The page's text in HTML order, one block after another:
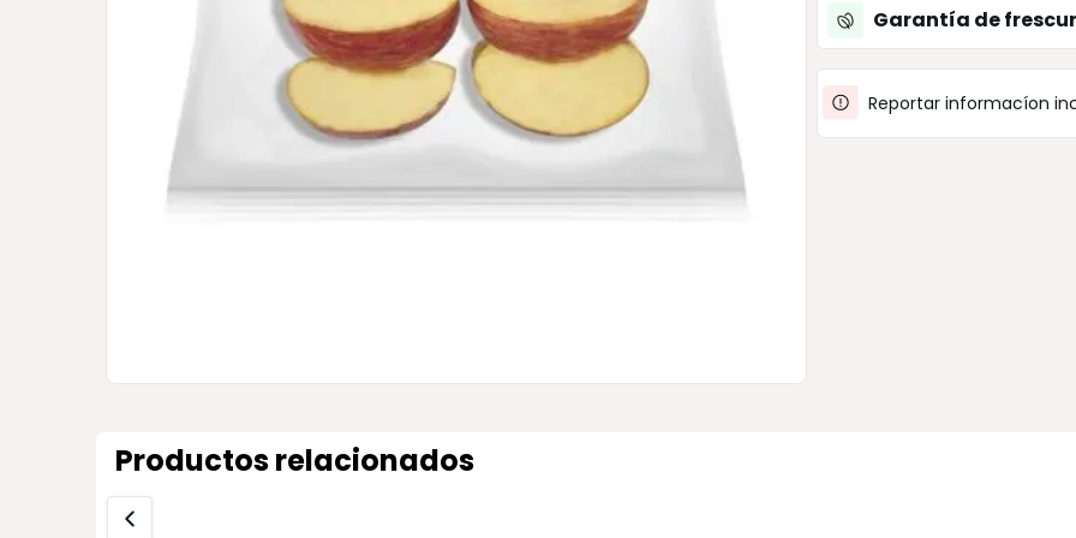
Garantía de
Reportar informacíon
Productos relacionados